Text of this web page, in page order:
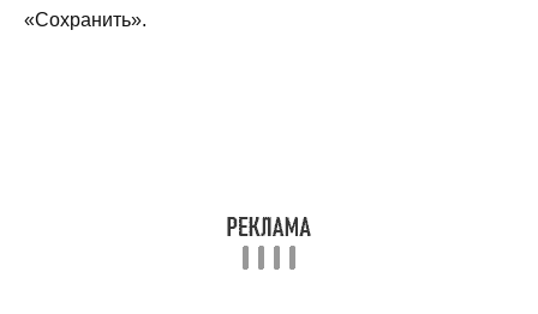
«Сохранить».